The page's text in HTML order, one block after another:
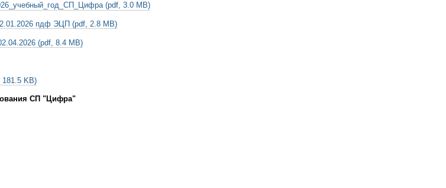
пдф ЭЦП
СП "Цифра"